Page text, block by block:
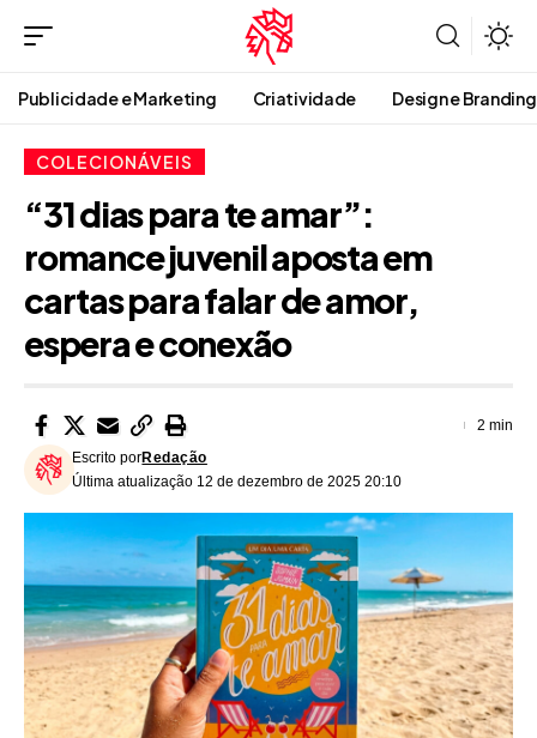
Publicidade e Marketing Criatividade Design e Branding
COLECIONÁVEIS
“31 dias para te amar”:
romance juvenil aposta em
cartas para falar de amor,
espera e conexão
Última atualização 12 de dezembro de 2025 20:10
Escrito porRedação
2 min